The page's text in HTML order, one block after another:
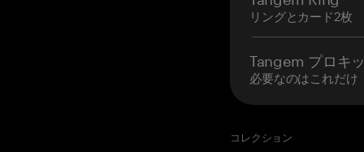
リングとカード2枚
Tangem プロキ
必要なのはこれだけ
コレクション